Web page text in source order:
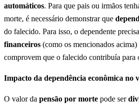
automáticos. Para que pais ou irmãos
morte, é necessário demonstrar que
do falecido. Para isso, o dependente
financeiros (como os mencionados acima)
comprovem que o falecido contribuía para
Impacto da dependência econômica no
O valor da pensão por morte pode ser